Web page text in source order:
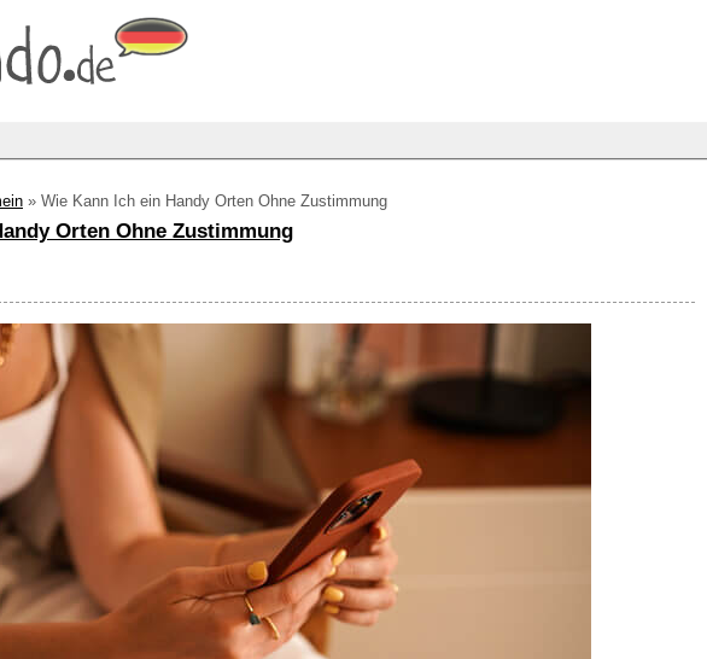
» Wie Kann Ich ein Handy Orten Ohne Zustimmung
Orten Ohne Zustimmung